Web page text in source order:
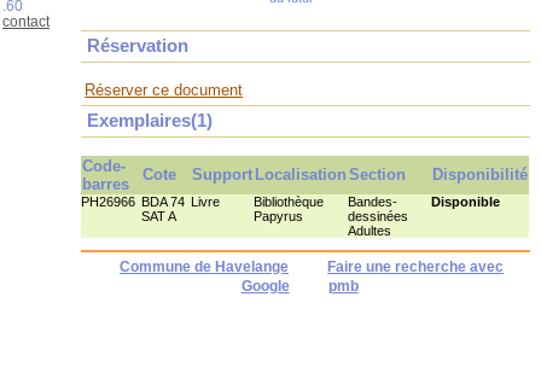
Réservation
Réserver ce document
Exemplaires(1)
Code-
barres
Cote Support Localisation Section Disponibilité
PH26966 BDA 74
SAT A
Livre
Bibliothèque
Papyrus
Bandes-
dessinées
Adultes
Disponible
Commune de Havelange
Faire une recherche avec
Google
pmb
.60
contact